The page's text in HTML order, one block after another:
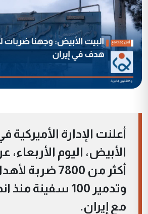
أعلنت الإدارة الأميركية
الأبيض، اليوم الأربعاء،
أكثر من 7800
وتدمير 100 سفينة
مع إيران.